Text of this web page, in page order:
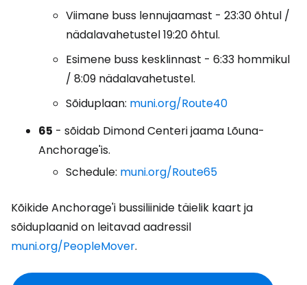
Viimane buss lennujaamast - 23:30 õhtul /
nädalavahetustel 19:20 õhtul.
Esimene buss kesklinnast - 6:33 hommikul
/ 8:09 nädalavahetustel.
Sõiduplaan: muni.org/Route40
65 - sõidab Dimond Centeri jaama Lõuna-
Anchorage'is.
Schedule: muni.org/Route65
Kõikide Anchorage'i bussiliinide täielik kaart ja
sõiduplaanid on leitavad aadressil
muni.org/PeopleMover.